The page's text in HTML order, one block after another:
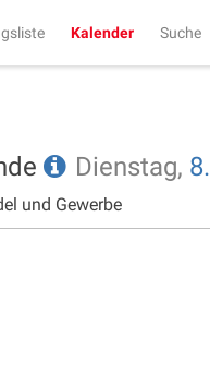
Kalender Suche
Dienstag, 8.
und Gewerbe